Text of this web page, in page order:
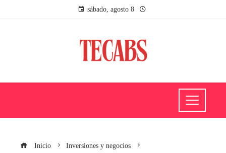
sábado, agosto 8
Inicio
Inversiones y negocios